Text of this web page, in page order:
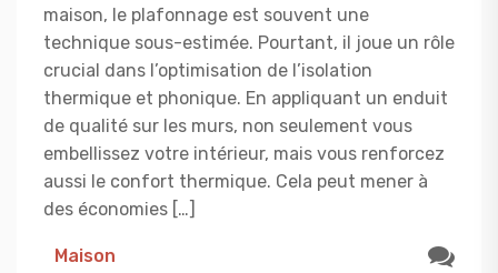
maison, le plafonnage est souvent une
technique sous-estimée. Pourtant, il joue un rôle
crucial dans l’optimisation de l’isolation
thermique et phonique. En appliquant un enduit
de qualité sur les murs, non seulement vous
embellissez votre intérieur, mais vous renforcez
aussi le confort thermique. Cela peut mener à
des économies […]
Maison